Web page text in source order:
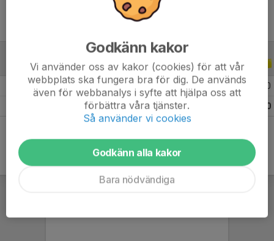
ALLA SERIER ALLA ÅR
28 3 1 0
0
Godkänn kakor
Vi använder oss av kakor (cookies) för att vår
webbplats ska fungera bra för dig. De används
även för webbanalys i syfte att hjälpa oss att
förbättra våra tjänster.
Så använder vi cookies
Godkänn alla kakor
Bara nödvändiga